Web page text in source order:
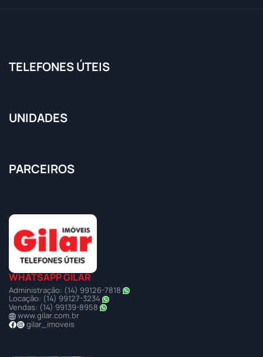
TELEFONES ÚTEIS
UNIDADES
PARCEIROS
WHATSAPP GILAR
Administração: (14) 99126-7818
Locação: (14) 99127-3234
Vendas: (14) 99139-8958
www.gilar.com.br
gilar_imoveis